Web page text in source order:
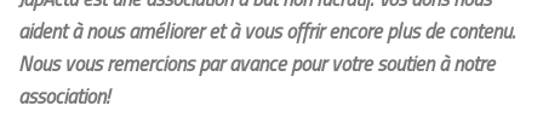
aident à nous améliorer et à vous offrir encore plus de contenu.
Nous vous remercions par avance pour votre soutien à notre
association!